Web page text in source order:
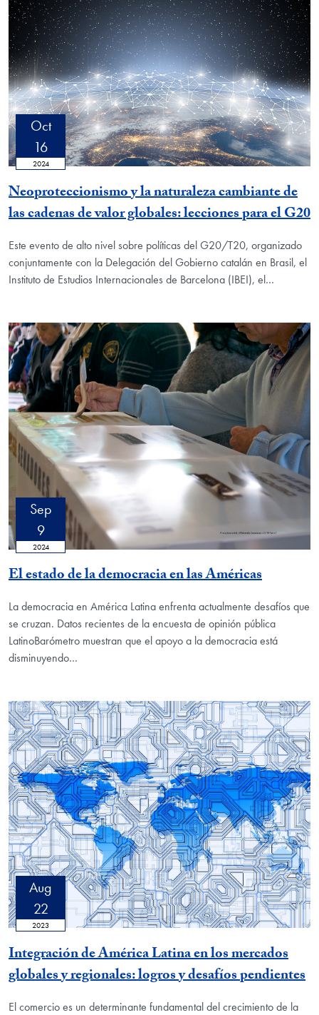
Oct
16
2024
Neoproteccionismo y la naturaleza cambiante de
las cadenas de valor globales: lecciones para el G20
Este evento de alto nivel sobre políticas del G20/T20, organizado
conjuntamente con la Delegación del Gobierno catalán en Brasil, el
Instituto de Estudios Internacionales de Barcelona (IBEI), el…
Sep
9
2024
El estado de la democracia en las Américas
La democracia en América Latina enfrenta actualmente desafíos que
se cruzan. Datos recientes de la encuesta de opinión pública
LatinoBarómetro muestran que el apoyo a la democracia está
disminuyendo…
Aug
22
2023
Integración de América Latina en los mercados
globales y regionales: logros y desafíos pendientes
El comercio es un determinante fundamental del crecimiento de la